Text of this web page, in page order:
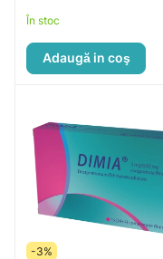
În stoc
Adaugă in coş
-3%